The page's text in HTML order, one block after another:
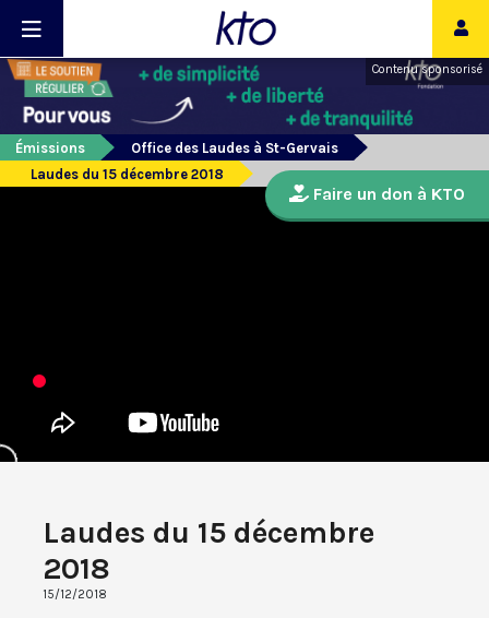
Contenu sponsorisé
Émissions
Office des Laudes à St-Gervais
Laudes du 15 décembre 2018
Laudes du 15 décembre
2018
15/12/2018
Faire un don à KTO